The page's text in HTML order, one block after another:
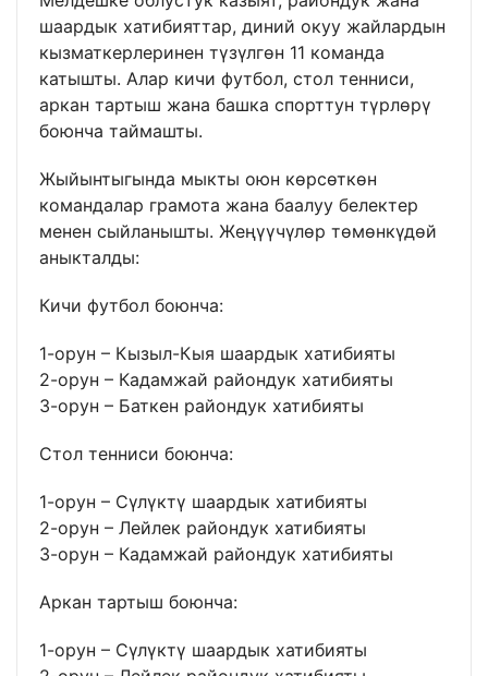
шаардык хатибияттар, диний окуу жайлардын
кызматкерлеринен түзүлгөн 11 команда
катышты. Алар кичи футбол, стол тенниси,
аркан тартыш жана башка спорттун түрлөрү
боюнча таймашты.
Жыйынтыгында мыкты оюн көрсөткөн
командалар грамота жана баалуу белектер
менен сыйланышты. Жеңүүчүлөр төмөнкүдөй
аныкталды:
Кичи футбол боюнча:
1-орун – Кызыл-Кыя шаардык хатибияты
2-орун – Кадамжай райондук хатибияты
3-орун – Баткен райондук хатибияты
Стол тенниси боюнча:
1-орун – Сүлүктү шаардык хатибияты
2-орун – Лейлек райондук хатибияты
3-орун – Кадамжай райондук хатибияты
Аркан тартыш боюнча:
1-орун – Сүлүктү шаардык хатибияты